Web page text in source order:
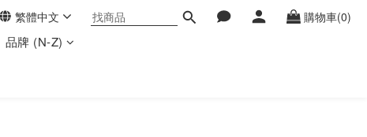
繁體中文 購物車(0)
品牌 (N-Z)